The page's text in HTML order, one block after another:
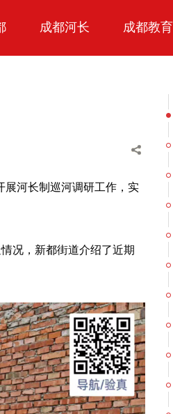
成都河长 成都教育
展河长制巡河调研工作，实
况，新都街道介绍了近期